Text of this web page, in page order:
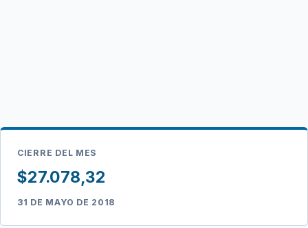
CIERRE DEL MES
$27.078,32
31 DE MAYO DE 2018